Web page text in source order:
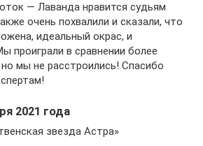
— Лаванда нравится судьям
очень похвалили и сказали, что
идеальный окрас, и
проиграли в сравнении более
мы не расстроились! Спасибо
2021 года
звезда Астра»